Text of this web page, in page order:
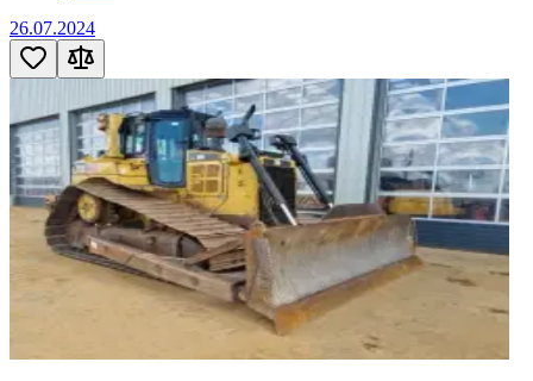
26.07.2024